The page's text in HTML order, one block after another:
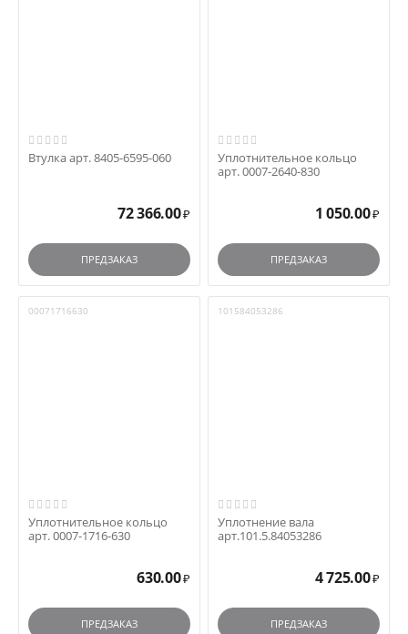
Втулка арт. 8405-6595-060
72 366.00 ₽
ПРЕДЗАКАЗ
Уплотнительное кольцо
арт. 0007-2640-830
1 050.00 ₽
ПРЕДЗАКАЗ
00071716630
Уплотнительное кольцо
арт. 0007-1716-630
630.00 ₽
ПРЕДЗАКАЗ
101584053286
Уплотнение вала
арт.101.5.84053286
4 725.00 ₽
ПРЕДЗАКАЗ